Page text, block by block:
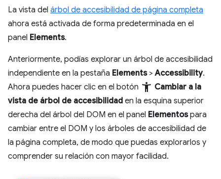
La vista del árbol de accesibilidad de página completa
ahora está activada de forma predeterminada en el
panel Elements.
Anteriormente, podías explorar un árbol de accesibilidad
independiente en la pestaña Elements>Accessibility.
Ahora puedes hacer clic en el botón accessibility_new Cambiar a la
vista de árbol de accesibilidad en la esquina superior
derecha del árbol del DOM en el panel Elementospara
cambiar entre el DOM y los árboles de accesibilidad de
la página completa, de modo que puedas explorarlos y
comprender su relación con mayor facilidad.